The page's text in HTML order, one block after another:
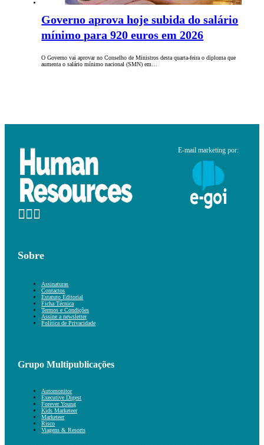
Governo aprova hoje subida do salário
mínimo para 920 euros em 2026
O Governo vai aprovar no Conselho de Ministros desta quarta-feira o diploma que
aumenta o salário mínimo nacional (SMN) em…
E-mail marketing por:
Sobre
Assinaturas
Contactos
Estatuto Editorial
Ficha Técnica
Termos e Condições
Assine a newsletter
Política de Privacidade
Grupo Multipublicações
Automonitor
Executive Digest
Forever Young
Kids Marketeer
Marketeer
Risco
Viagens & Resorts